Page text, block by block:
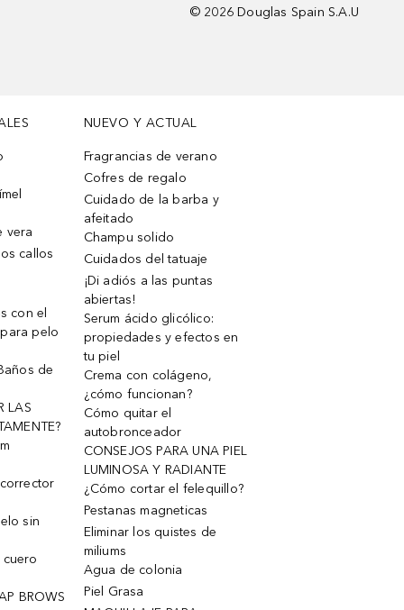
© 2026 Douglas Spain S.A.U
vera
callos
con el
pelo
de
LAS
sin
cuero
BROWS
NUEVO Y ACTUAL
Fragrancias de verano
Cofres de regalo
Cuidado de la barba y
afeitado
Champu solido
Cuidados del tatuaje
¡Di adiós a las puntas
abiertas!
Serum ácido glicólico:
propiedades y efectos en
tu piel
Crema con colágeno,
¿cómo funcionan?
Cómo quitar el
autobronceador
CONSEJOS PARA UNA PIEL
LUMINOSA Y RADIANTE
¿Cómo cortar el felequillo?
Pestanas magneticas
Eliminar los quistes de
miliums
Agua de colonia
Piel Grasa